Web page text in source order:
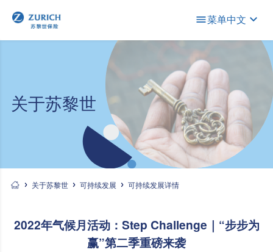
菜单中文
关于苏黎世
关于苏黎世 可持续发展 可持续发展详情
2022年气候月活动：Step Challenge｜“步步为
赢”第二季重磅来袭